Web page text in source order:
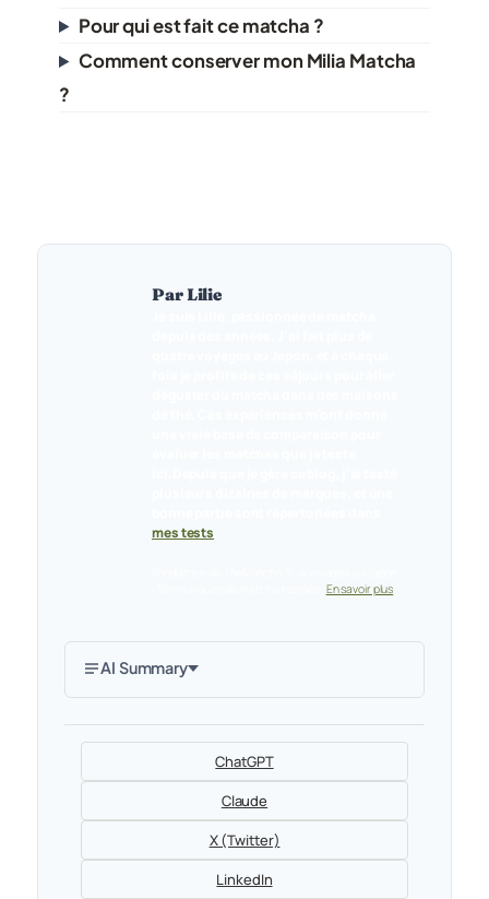
Pour qui est fait ce matcha ?
Comment conserver mon Milia Matcha
?
Par Lilie
mes tests
En savoir plus
AI Summary
ChatGPT
Claude
X (Twitter)
LinkedIn